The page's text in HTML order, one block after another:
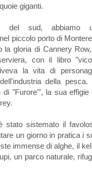
giganti.
del sud, abbiamo
piccolo porto di
la gloria di Cannery
con il libro
la vita di
della pesca.
di "Furore"', la sua effigie
stato sistemato il
un giorno in pratica i
immense di alghe, il
un parco naturale,